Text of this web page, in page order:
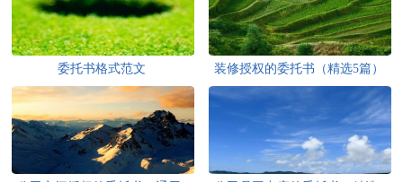
委托书格式范文 装修授权的委托书（精选5篇）